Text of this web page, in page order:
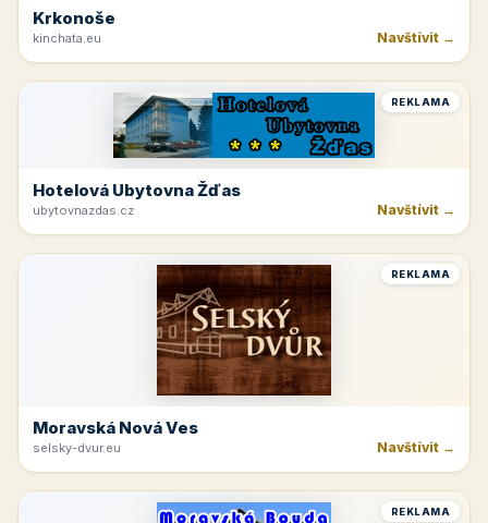
Krkonoše
kinchata.eu Navštívit →
REKLAMA
Hotelová Ubytovna Žďas
ubytovnazdas.cz Navštívit →
REKLAMA
Moravská Nová Ves
selsky-dvur.eu Navštívit →
REKLAMA